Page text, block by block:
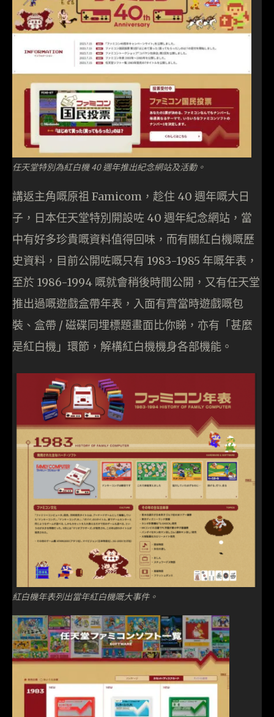
任天堂特別為紅白機 40 週年推出紀念網站及活動。
講返主角嘅原祖 Famicom，趁住 40 週年嘅大日
子，日本任天堂特別開設咗 40 週年紀念網站，當
中有好多珍貴嘅資料值得回味，而有關紅白機嘅歷
史資料，目前公開咗嘅只有 1983-1985 年嘅年表，
至於 1986-1994 嘅就會稍後時間公開，又有任天堂
推出過嘅遊戲盒帶年表，入面有齊當時遊戲嘅包
裝、盒帶 / 磁碟同埋標題畫面比你睇，亦有「甚麼
是紅白機」環節，解構紅白機機身各部機能。
紅白機年表列出當年紅白機嘅大事件。